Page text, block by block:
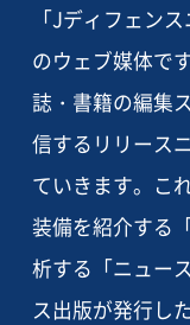
「Jディフェン
のウェブ媒体で
誌・書籍の編集
信するリリース
ていきます。こ
装備を紹介する
析する「ニュー
ス出版が発行し